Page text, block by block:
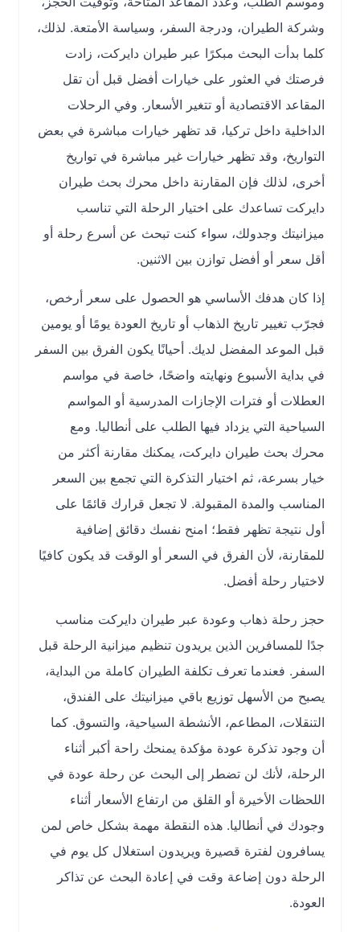
وشركة الطيران، ودرجة السفر، وسياسة الأمتعة. لذلك،
كلما بدأت البحث مبكرًا عبر طيران دايركت، زادت
فرصتك في العثور على خيارات أفضل قبل أن تقل
المقاعد الاقتصادية أو تتغير الأسعار. وفي الرحلات
الداخلية داخل تركيا، قد تظهر خيارات مباشرة في بعض
التواريخ، وقد تظهر خيارات غير مباشرة في تواريخ
أخرى، لذلك فإن المقارنة داخل محرك بحث طيران
دايركت تساعدك على اختيار الرحلة التي تناسب
ميزانيتك وجدولك، سواء كنت تبحث عن أسرع رحلة أو
أقل سعر أو أفضل توازن بين الاثنين.
إذا كان هدفك الأساسي هو الحصول على سعر أرخص،
فجرّب تغيير تاريخ الذهاب أو تاريخ العودة يومًا أو يومين
قبل الموعد المفضل لديك. أحيانًا يكون الفرق بين السفر
في بداية الأسبوع ونهايته واضحًا، خاصة في مواسم
العطلات أو فترات الإجازات المدرسية أو المواسم
السياحية التي يزداد فيها الطلب على أنطاليا. ومع
محرك بحث طيران دايركت، يمكنك مقارنة أكثر من
خيار بسرعة، ثم اختيار التذكرة التي تجمع بين السعر
المناسب والمدة المقبولة. لا تجعل قرارك قائمًا على
أول نتيجة تظهر فقط؛ امنح نفسك دقائق إضافية
للمقارنة، لأن الفرق في السعر أو الوقت قد يكون كافيًا
لاختيار رحلة أفضل.
حجز رحلة ذهاب وعودة عبر طيران دايركت مناسب
جدًا للمسافرين الذين يريدون تنظيم ميزانية الرحلة قبل
السفر. فعندما تعرف تكلفة الطيران كاملة من البداية،
يصبح من الأسهل توزيع باقي ميزانيتك على الفندق،
التنقلات، المطاعم، الأنشطة السياحية، والتسوق. كما
أن وجود تذكرة عودة مؤكدة يمنحك راحة أكبر أثناء
الرحلة، لأنك لن تضطر إلى البحث عن رحلة عودة في
اللحظات الأخيرة أو القلق من ارتفاع الأسعار أثناء
وجودك في أنطاليا. هذه النقطة مهمة بشكل خاص لمن
يسافرون لفترة قصيرة ويريدون استغلال كل يوم في
الرحلة دون إضاعة وقت في إعادة البحث عن تذاكر
العودة.